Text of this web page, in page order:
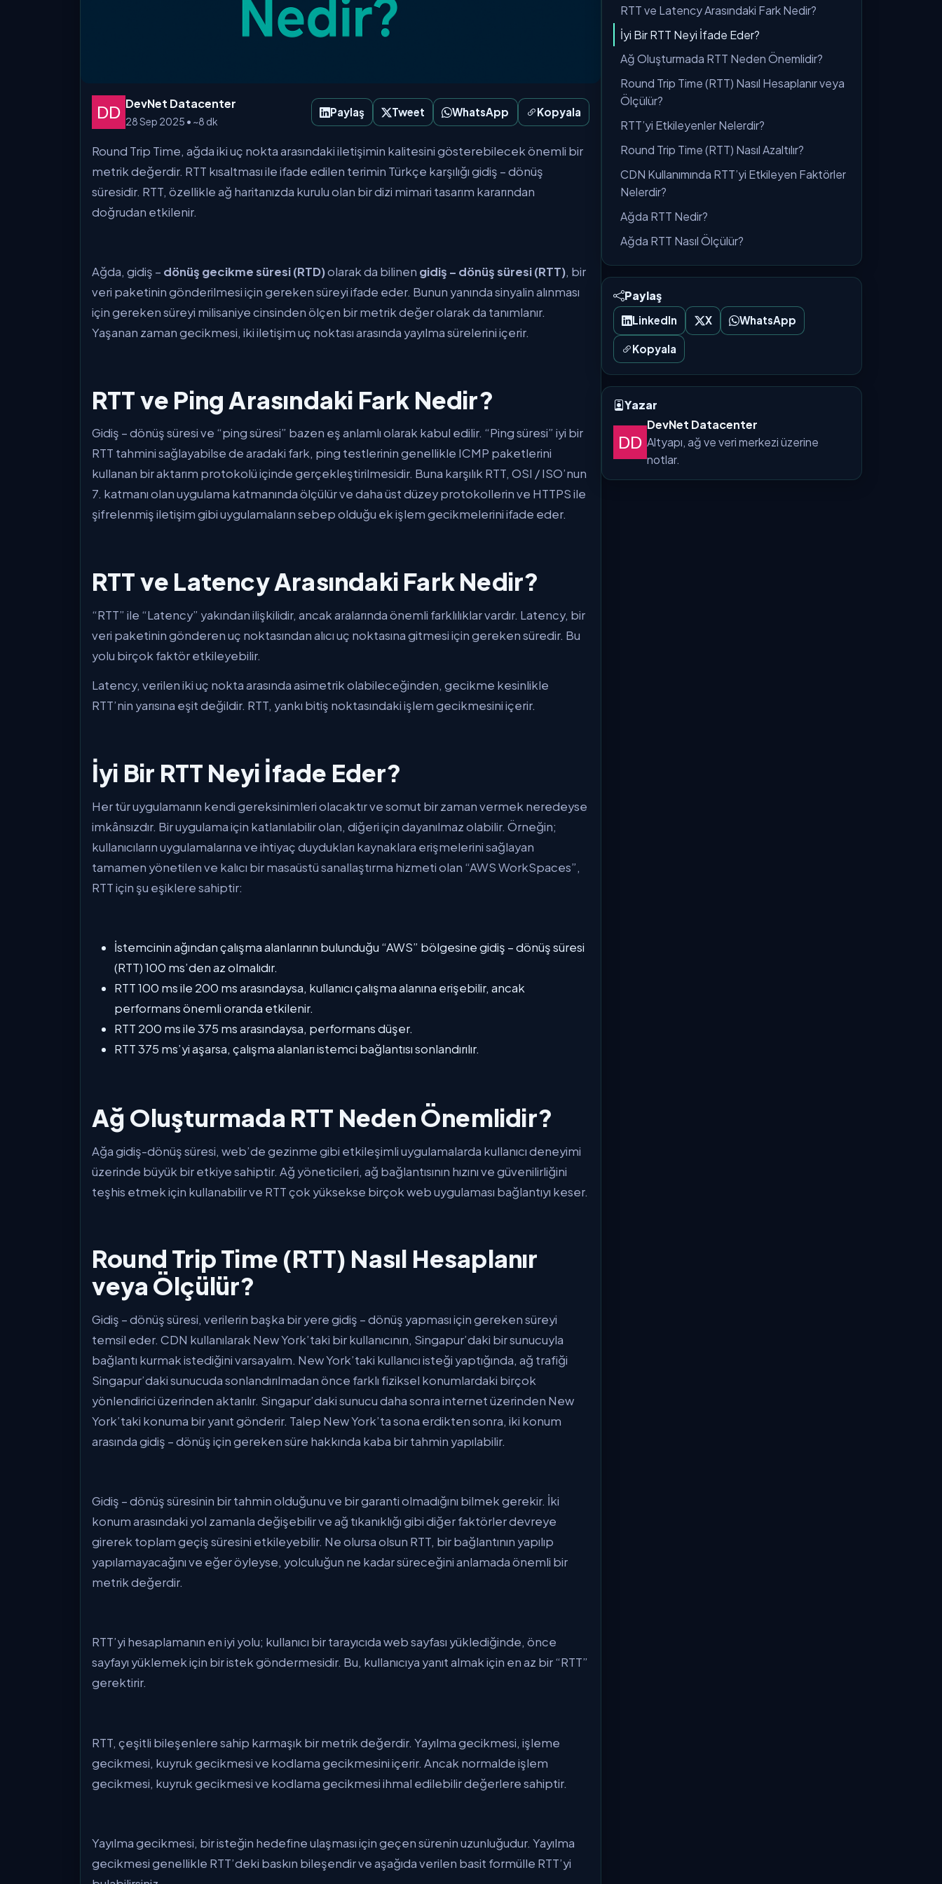
DevNet Datacenter
28 Sep 2025 • ~8 dk
Paylaş Tweet WhatsApp Kopyala
Round Trip Time, ağda iki uç nokta arasındaki iletişimin kalitesini gösterebilecek önemli bir
metrik değerdir. RTT kısaltması ile ifade edilen terimin Türkçe karşılığı gidiş – dönüş
süresidir. RTT, özellikle ağ haritanızda kurulu olan bir dizi mimari tasarım kararından
doğrudan etkilenir.
Ağda, gidiş – dönüş gecikme süresi (RTD)olarak da bilinen gidiş – dönüş süresi (RTT), bir
veri paketinin gönderilmesi için gereken süreyi ifade eder. Bunun yanında sinyalin alınması
için gereken süreyi milisaniye cinsinden ölçen bir metrik değer olarak da tanımlanır.
Yaşanan zaman gecikmesi, iki iletişim uç noktası arasında yayılma sürelerini içerir.
RTT ve Ping Arasındaki Fark Nedir?
Gidiş – dönüş süresi ve “ping süresi” bazen eş anlamlı olarak kabul edilir. “Ping süresi” iyi bir
RTT tahmini sağlayabilse de aradaki fark, ping testlerinin genellikle ICMP paketlerini
kullanan bir aktarım protokolü içinde gerçekleştirilmesidir. Buna karşılık RTT, OSI / ISO’nun
7. katmanı olan uygulama katmanında ölçülür ve daha üst düzey protokollerin ve HTTPS ile
şifrelenmiş iletişim gibi uygulamaların sebep olduğu ek işlem gecikmelerini ifade eder.
RTT ve Latency Arasındaki Fark Nedir?
“RTT” ile “Latency” yakından ilişkilidir, ancak aralarında önemli farklılıklar vardır. Latency, bir
veri paketinin gönderen uç noktasından alıcı uç noktasına gitmesi için gereken süredir. Bu
yolu birçok faktör etkileyebilir.
Latency, verilen iki uç nokta arasında asimetrik olabileceğinden, gecikme kesinlikle
RTT’nin yarısına eşit değildir. RTT, yankı bitiş noktasındaki işlem gecikmesini içerir.
İyi Bir RTT Neyi İfade Eder?
Her tür uygulamanın kendi gereksinimleri olacaktır ve somut bir zaman vermek neredeyse
imkânsızdır. Bir uygulama için katlanılabilir olan, diğeri için dayanılmaz olabilir. Örneğin;
kullanıcıların uygulamalarına ve ihtiyaç duydukları kaynaklara erişmelerini sağlayan
tamamen yönetilen ve kalıcı bir masaüstü sanallaştırma hizmeti olan “AWS WorkSpaces”,
RTT için şu eşiklere sahiptir:
İstemcinin ağından çalışma alanlarının bulunduğu “AWS” bölgesine gidiş – dönüş süresi
(RTT) 100 ms’den az olmalıdır.
RTT 100 ms ile 200 ms arasındaysa, kullanıcı çalışma alanına erişebilir, ancak
performans önemli oranda etkilenir.
RTT 200 ms ile 375 ms arasındaysa, performans düşer.
RTT 375 ms’yi aşarsa, çalışma alanları istemci bağlantısı sonlandırılır.
Ağ Oluşturmada RTT Neden Önemlidir?
Ağa gidiş-dönüş süresi, web’de gezinme gibi etkileşimli uygulamalarda kullanıcı deneyimi
üzerinde büyük bir etkiye sahiptir. Ağ yöneticileri, ağ bağlantısının hızını ve güvenilirliğini
teşhis etmek için kullanabilir ve RTT çok yüksekse birçok web uygulaması bağlantıyı keser.
Round Trip Time (RTT) Nasıl Hesaplanır
veya Ölçülür?
Gidiş – dönüş süresi, verilerin başka bir yere gidiş – dönüş yapması için gereken süreyi
temsil eder. CDN kullanılarak New York’taki bir kullanıcının, Singapur’daki bir sunucuyla
bağlantı kurmak istediğini varsayalım. New York’taki kullanıcı isteği yaptığında, ağ trafiği
Singapur’daki sunucuda sonlandırılmadan önce farklı fiziksel konumlardaki birçok
yönlendirici üzerinden aktarılır. Singapur’daki sunucu daha sonra internet üzerinden New
York’taki konuma bir yanıt gönderir. Talep New York’ta sona erdikten sonra, iki konum
arasında gidiş – dönüş için gereken süre hakkında kaba bir tahmin yapılabilir.
Gidiş – dönüş süresinin bir tahmin olduğunu ve bir garanti olmadığını bilmek gerekir. İki
konum arasındaki yol zamanla değişebilir ve ağ tıkanıklığı gibi diğer faktörler devreye
girerek toplam geçiş süresini etkileyebilir. Ne olursa olsun RTT, bir bağlantının yapılıp
yapılamayacağını ve eğer öyleyse, yolculuğun ne kadar süreceğini anlamada önemli bir
metrik değerdir.
RTT’yi hesaplamanın en iyi yolu; kullanıcı bir tarayıcıda web sayfası yüklediğinde, önce
sayfayı yüklemek için bir istek göndermesidir. Bu, kullanıcıya yanıt almak için en az bir “RTT”
gerektirir.
RTT, çeşitli bileşenlere sahip karmaşık bir metrik değerdir. Yayılma gecikmesi, işleme
gecikmesi, kuyruk gecikmesi ve kodlama gecikmesini içerir. Ancak normalde işlem
gecikmesi, kuyruk gecikmesi ve kodlama gecikmesi ihmal edilebilir değerlere sahiptir.
Yayılma gecikmesi, bir isteğin hedefine ulaşması için geçen sürenin uzunluğudur. Yayılma
gecikmesi genellikle RTT’deki baskın bileşendir ve aşağıda verilen basit formülle RTT’yi
RTT ve Latency Arasındaki Fark Nedir?
İyi Bir RTT Neyi İfade Eder?
Ağ Oluşturmada RTT Neden Önemlidir?
Round Trip Time (RTT) Nasıl Hesaplanır veya
Ölçülür?
RTT’yi Etkileyenler Nelerdir?
Round Trip Time (RTT) Nasıl Azaltılır?
CDN Kullanımında RTT’yi Etkileyen Faktörler
Nelerdir?
Ağda RTT Nedir?
Ağda RTT Nasıl Ölçülür?
Paylaş
LinkedIn X WhatsApp
Kopyala
Yazar
DevNet Datacenter
Altyapı, ağ ve veri merkezi üzerine
notlar.